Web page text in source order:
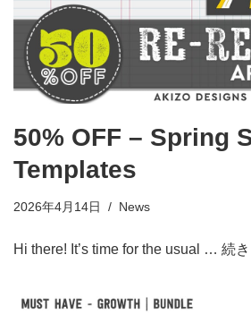
50% OFF – Spring
Templates
2026年4月14日 News
Hi there! It’s time for the usual … 続